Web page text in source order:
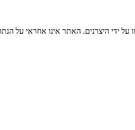
ידי היצרנים. האתר אינו אחראי על